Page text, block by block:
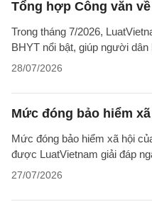
Tổng hợp Công văn
Trong tháng 7/2026,
BHYT nổi bật, giúp người
28/07/2026
Mức đóng bảo hiểm
Mức đóng bảo hiểm xã hội
được LuatVietnam giải đáp
27/07/2026